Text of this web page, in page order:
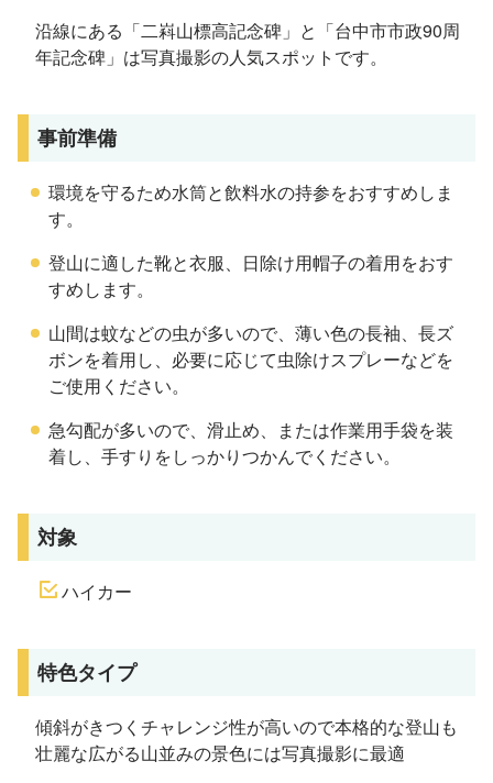
沿線にある「二嵙山標高記念碑」と「台中市市政90周
年記念碑」は写真撮影の人気スポットです。
事前準備
環境を守るため水筒と飲料水の持参をおすすめしま
す。
登山に適した靴と衣服、日除け用帽子の着用をおす
すめします。
山間は蚊などの虫が多いので、薄い色の長袖、長ズ
ボンを着用し、必要に応じて虫除けスプレーなどを
ご使用ください。
急勾配が多いので、滑止め、または作業用手袋を装
着し、手すりをしっかりつかんでください。
対象
ハイカー
特色タイプ
傾斜がきつくチャレンジ性が高いので本格的な登山も
壮麗な広がる山並みの景色には写真撮影に最適